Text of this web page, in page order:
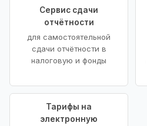
Сервис сдачи
отчётности
для самостоятельной
сдачи отчётности в
налоговую и фонды
Тарифы на
электронную